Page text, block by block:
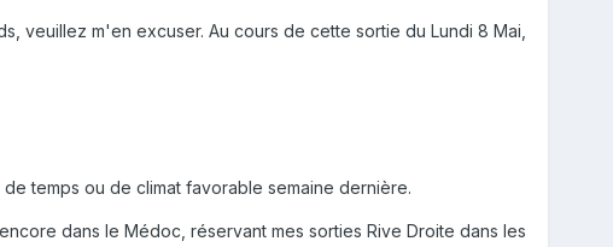
veuillez m'en excuser. Au cours de cette sortie du Lundi 8 Mai,
temps ou de climat favorable semaine dernière.
dans le Médoc, réservant mes sorties Rive Droite dans les